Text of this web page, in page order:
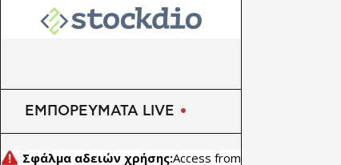
Oil India:
Υπερτριπλασιάστηκαν τα
ΕΜΠΟΡΕΥΜΑΤΑ LIVE